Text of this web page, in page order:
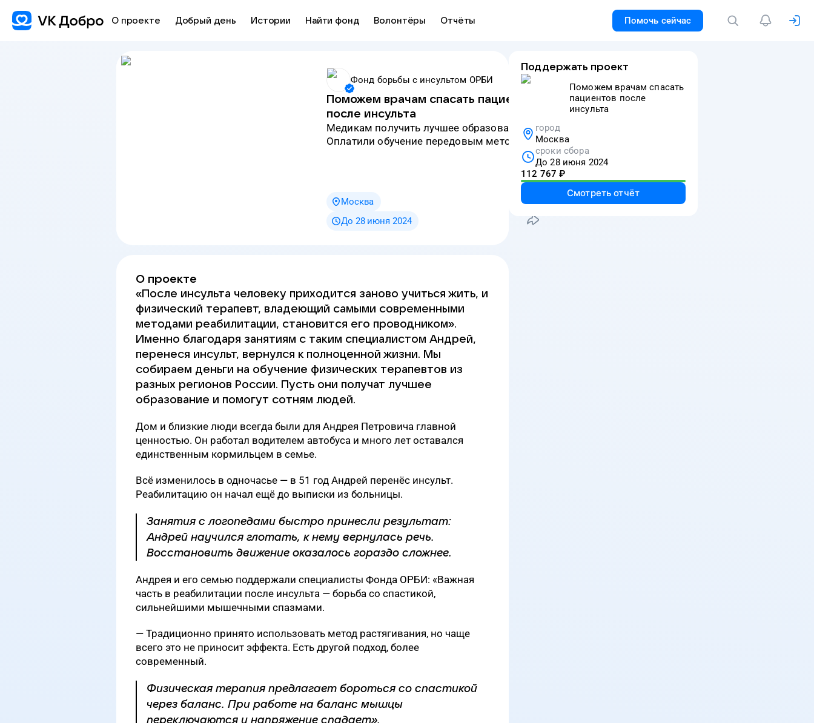
О проекте Добрый день Истории Найти фонд Волонтёры Отчёты Помочь сейчас
Фонд борьбы с инсультом ОРБИ
Поможем врачам спасать пациентов
после инсульта
медикам получить лучшее образование.
Оплатили обучение передовым методикам.
Москва
До 28 июня 2024
О проекте
«После инсульта человеку приходится заново учиться жить, и
физический терапевт, владеющий самыми современными
методами реабилитации, становится его проводником».
Именно благодаря занятиям с таким специалистом Андрей,
перенеся инсульт, вернулся к полноценной жизни. Мы
собираем деньги на обучение физических терапевтов из
разных регионов России. Пусть они получат лучшее
образование и помогут сотням людей.
Дом и близкие люди всегда были для Андрея Петровича главной
ценностью. Он работал водителем автобуса и много лет оставался
единственным кормильцем в семье.
Всё изменилось в одночасье — в 51 год Андрей перенёс инсульт.
Реабилитацию он начал ещё до выписки из больницы.
Занятия с логопедами быстро принесли результат:
Андрей научился глотать, к нему вернулась речь.
Восстановить движение оказалось гораздо сложнее.
Андрея и его семью поддержали специалисты Фонда ОРБИ: «Важная
часть в реабилитации после инсульта — борьба со спастикой,
сильнейшими мышечными спазмами.
— Традиционно принято использовать метод растягивания, но чаще
всего это не приносит эффекта. Есть другой подход, более
современный.
Физическая терапия предлагает бороться со спастикой
через баланс. При работе на баланс мышцы
переключаются и напряжение спадает».
Поддержать проект
Поможем врачам спасать
пациентов после
инсульта
город
Москва
сроки сбора
До 28 июня 2024
112 767 ₽
Смотреть отчёт